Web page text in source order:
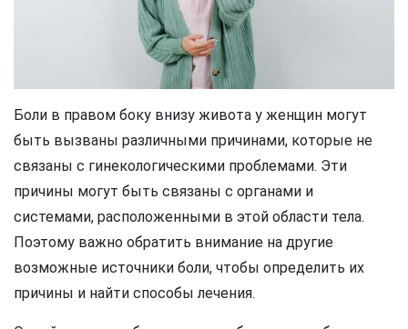
Боли в правом боку внизу живота у женщин могут
быть вызваны различными причинами, которые не
связаны с гинекологическими проблемами. Эти
причины могут быть связаны с органами и
системами, расположенными в этой области тела.
Поэтому важно обратить внимание на другие
возможные источники боли, чтобы определить их
причины и найти способы лечения.